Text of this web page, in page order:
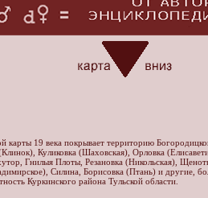
карты 19 века покрывает территорию
Куликовка (Шаховская), Орловка
Гнилыя Плоты, Резановка (Никольская),
Силина, Борисовка (Птань) и другие,
Куркинского района Тульской области.